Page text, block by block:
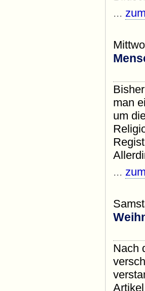
...
man
um
...
Nach